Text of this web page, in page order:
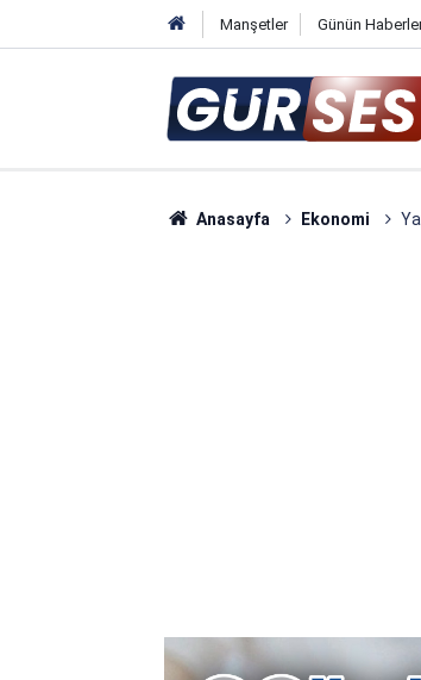
Manşetler Günün
Anasayfa Ekonomi